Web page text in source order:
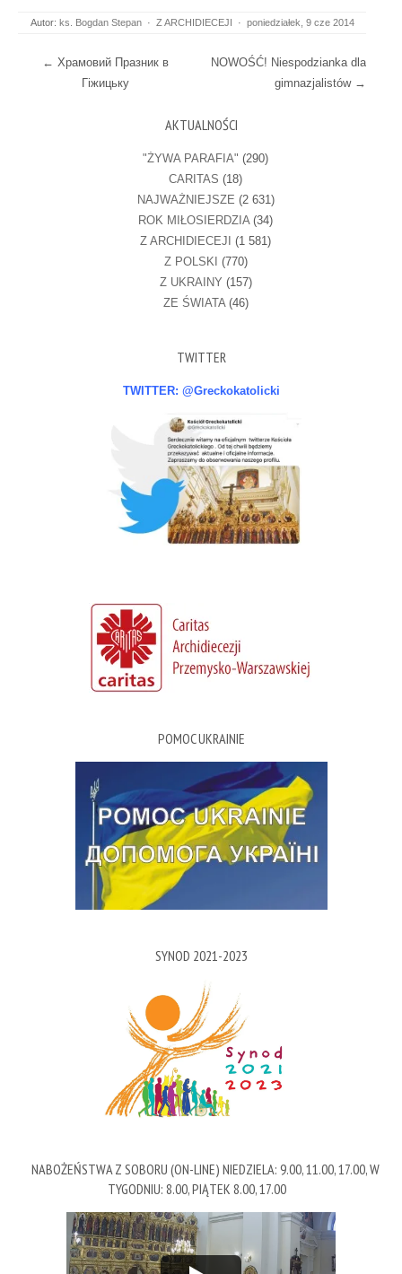
Autor: ks. Bogdan Stepan · Z ARCHIDIECEJI · poniedziałek, 9 cze 2014
Post navigation
← Храмовий Празник в
Гіжицьку
NOWOŚĆ! Niespodzianka dla
gimnazjalistów →
AKTUALNOŚCI
"ŻYWA PARAFIA" (290)
CARITAS (18)
NAJWAŻNIEJSZE (2 631)
ROK MIŁOSIERDZIA(34)
Z ARCHIDIECEJI (1 581)
Z POLSKI (770)
Z UKRAINY (157)
ZE ŚWIATA(46)
TWITTER
TWITTER: @Greckokatolicki
POMOC UKRAINIE
SYNOD 2021-2023
NABOŻEŃSTWA Z SOBORU (ON-LINE) NIEDZIELA: 9.00, 11.00, 17.00, W
TYGODNIU: 8.00, PIĄTEK 8.00, 17.00